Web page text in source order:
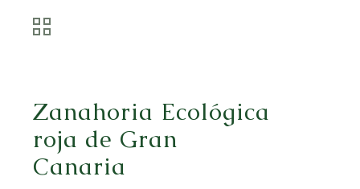
Zanahoria Ecológica
roja de Gran
Canaria